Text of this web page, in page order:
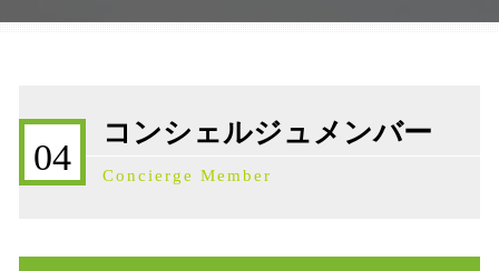
事業承継 会社
相続発生時 手続き
事業承継 節税
事業承継 生前贈与
不動産売買契約 代理人
不動産 相続手続き 必要書類
不動産 寄付 譲渡所得
不動産売買契約書 ない
不動産売買契約 石川県
補助金 石川県
事業承継 石川県
04
コンシェルジュメンバー
Concierge Member